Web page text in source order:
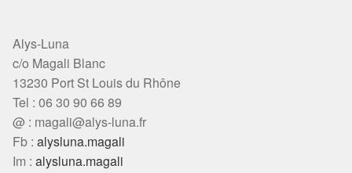
Déco
Cadeaux de naissance
Ésotérisme : les pratiques spirituelles du monde invisible
Alys-Luna
c/o Magali Blanc
13230 Port St Louis du Rhône
Tel : 06 30 90 66 89
@ : magali@alys-luna.fr
Fb : alysluna.magali
Im : alysluna.magali